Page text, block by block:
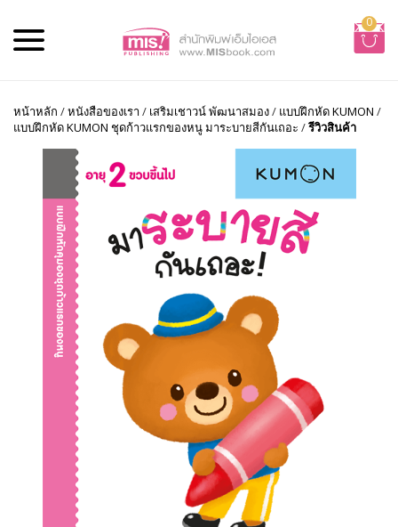
0
หน้าหลัก /หนังสือของเรา / เสริมเชาวน์ พัฒนาสมอง/ แบบฝึกหัด KUMON /
แบบฝึกหัด KUMON ชุดก้าวแรกของหนู มาระบายสีกันเถอะ /รีวิวสินค้า